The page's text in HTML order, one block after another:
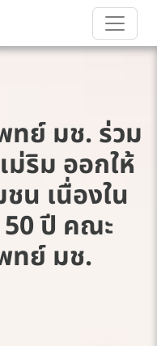
ทย์ มช. ร่วม
ริม ออกให้
น เนื่องใน
ปี คณะ
ทย์ มช.